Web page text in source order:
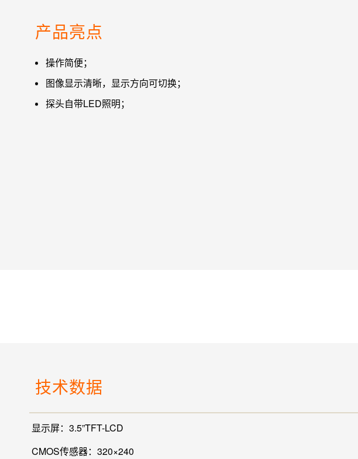
产品亮点
操作简便；
图像显示清晰，显示方向可切换；
探头自带LED照明；
技术数据
显示屏：3.5”TFT-LCD
CMOS传感器：320×240